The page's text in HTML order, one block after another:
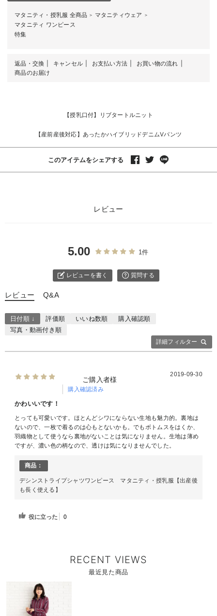
マタニティ・授乳服 全商品 ＞ マタニティウェア ＞
マタニティ ワンピース
特集
返品・交換 キャンセル お支払い方法
お買い物の流れ
商品のお届け
【授乳口付】リブタートルニット
【産前産後対応】あったかハイブリッドデニムVパンツ
このアイテムをシェアする
レビュー
5.00 1件
レビューを書く 質問する
レビュー Q&A
詳細フィルター
日付順 ↓ 評価順 いいね数順
購入確認順
写真・動画付き順
ご購入者様
購入確認済み
2019-09-30
かわいいです！
とっても可愛いです。ほとんどシワにならない生地も魅力的。裏地は
ないので、一枚で着るのは心もとないかも。でもボトムスをはくか、
羽織物として使うなら裏地がないことは気になりません。生地は薄め
ですが、濃い色の柄なので、透けは気になりませんでした。
商品：
デシンストライプシャツワンピース マタニティ・授乳服【出産後
も長く使える】
役に立った 0
RECENT VIEWS
最近見た商品